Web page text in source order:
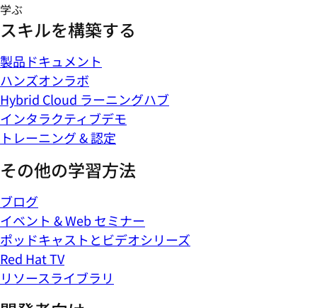
学ぶ
スキルを構築する
製品ドキュメント
ハンズオンラボ
Hybrid Cloud ラーニングハブ
インタラクティブデモ
トレーニング & 認定
その他の学習方法
ブログ
イベント & Web セミナー
ポッドキャストとビデオシリーズ
Red Hat TV
リソースライブラリ